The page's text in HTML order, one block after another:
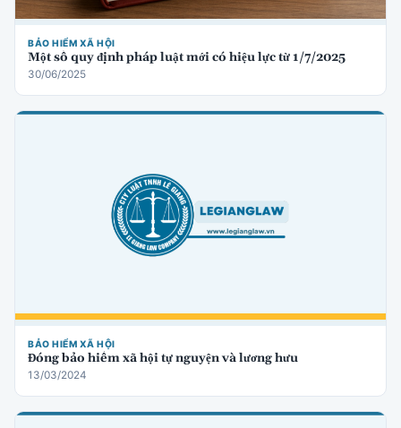
BẢO HIỂM XÃ HỘI
Một số quy định pháp luật mới có hiệu lực từ 1/7/2025
30/06/2025
BẢO HIỂM XÃ HỘI
Đóng bảo hiểm xã hội tự nguyện và lương hưu
13/03/2024